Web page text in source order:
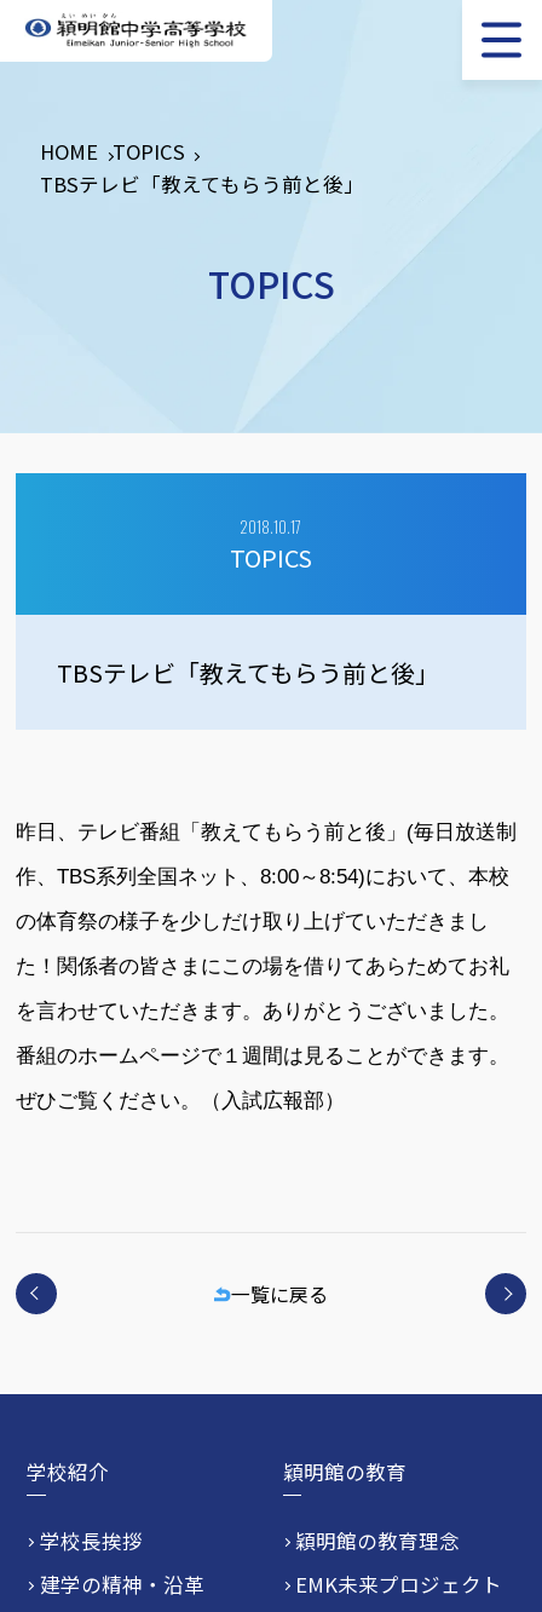
HOME TOPICS
TBSテレビ「教えてもらう前と後」
TOPICS
2018.10.17
TOPICS
TBSテレビ「教えてもらう前と後」
昨日、テレビ番組「教えてもらう前と後」(毎日放送制
作、TBS系列全国ネット、8:00～8:54)において、本校
の体育祭の様子を少しだけ取り上げていただきまし
た！関係者の皆さまにこの場を借りてあらためてお礼
を言わせていただきます。ありがとうございました。
番組のホームページで１週間は見ることができます。
ぜひご覧ください。（入試広報部）
一覧に戻る
学校紹介
学校長挨拶
建学の精神・沿革
穎明館の教育
穎明館の教育理念
EMK未来プロジェクト